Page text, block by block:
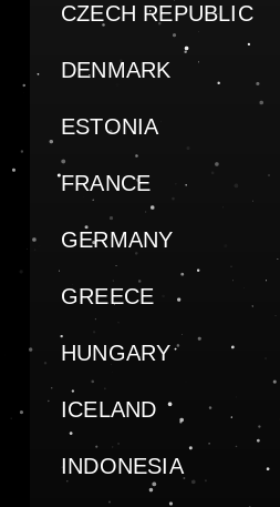
CZECH REPUBLIC
DENMARK
ESTONIA
FRANCE
GERMANY
GREECE
HUNGARY
ICELAND
INDONESIA